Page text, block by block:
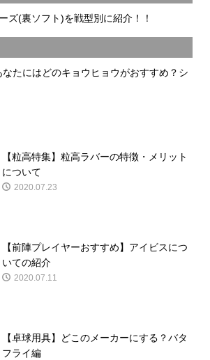
ズ(裏ソフト)を戦型別に紹介！！
なたにはどのキョウヒョウがおすすめ？シ
【粒高特集】粒高ラバーの特徴・メリット
について
2020.07.23
【前陣プレイヤーおすすめ】アイビスにつ
いての紹介
2020.07.11
【卓球用具】どこのメーカーにする？バタ
フライ編